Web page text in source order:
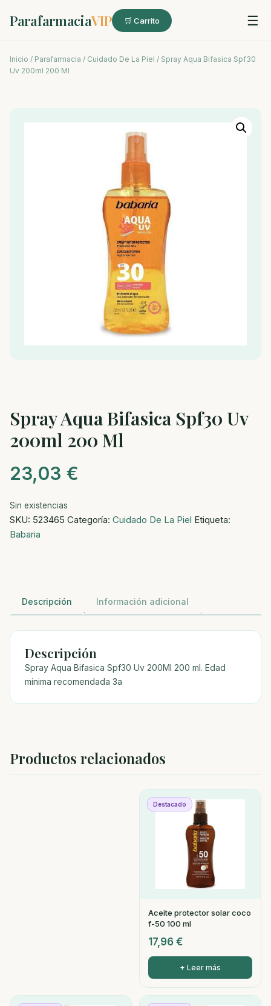
ParafarmaciaVIP 🛒 Carrito ☰
Inicio / Parafarmacia / Cuidado De La Piel / Spray Aqua Bifasica Spf30
Uv 200ml 200 Ml
Spray Aqua Bifasica Spf30 Uv
200ml 200 Ml
23,03 €
Sin existencias
SKU: 523465 Categoría: Cuidado De La Piel Etiqueta:
Babaria
Descripción Información adicional
Descripción
Spray Aqua Bifasica Spf30 Uv 200Ml 200 ml. Edad
minima recomendada 3a
Productos relacionados
Destacado
Aceite protector solar coco
f-50 100 ml
17,96 €
+ Leer más